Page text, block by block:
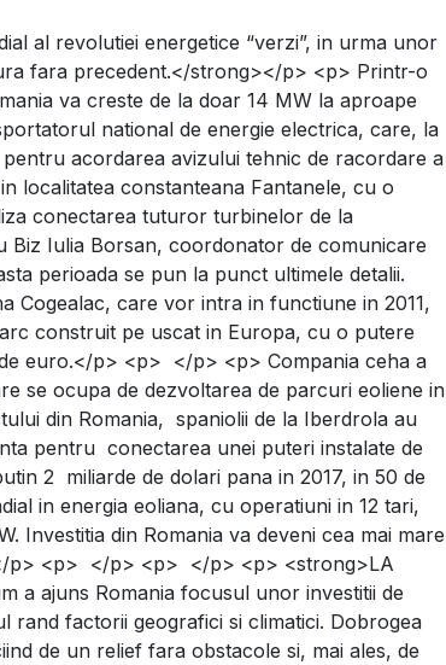
al revolutiei energetice “verzi”, in urma unor
fara precedent.</strong></p> <p> Printr-o
va creste de la doar 14 MW la aproape
national de energie electrica, care, la
acordarea avizului tehnic de racordare a
localitatea constanteana Fantanele, cu o
conectarea tuturor turbinelor de la
Biz Iulia Borsan, coordonator de comunicare
perioada se pun la punct ultimele detalii.
Cogealac, care vor intra in functiune in 2011,
construit pe uscat in Europa, cu o putere
euro.</p> <p> </p> <p> Compania ceha a
se ocupa de dezvoltarea de parcuri eoliene in
din Romania, spaniolii de la Iberdrola au
pentru conectarea unei puteri instalate de
2 miliarde de dolari pana in 2017, in 50 de
in energia eoliana, cu operatiuni in 12 tari,
Investitia din Romania va deveni cea mai mare
p> <p> </p> <p> </p> <p> <strong>LA
a ajuns Romania focusul unor investitii de
rand factorii geografici si climatici. Dobrogea
de un relief fara obstacole si, mai ales, de